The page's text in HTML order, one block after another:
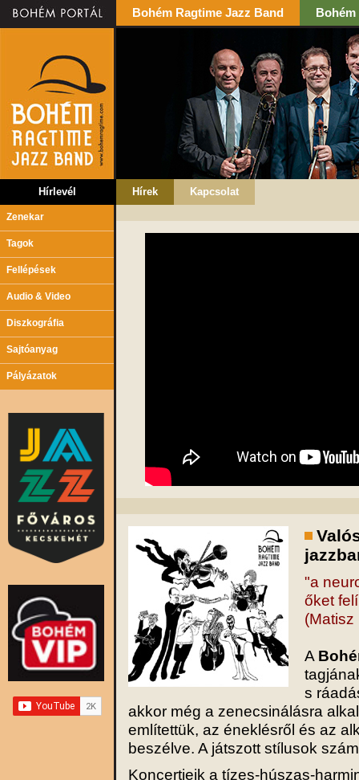
Bohém Ragtime Jazz Band Bohém
Hírlevél Hírek Kapcsolat
Zenekar
Tagok
Fellépések
Audio & Video
Diszkográfia
Sajtóanyag
Pályázatok
"a
őket
(Matisz
A
s
akkor még a zenecsinálásra
említettük, az éneklésről és az
beszélve. A játszott stílusok
Koncertjeik a tízes-húszas-